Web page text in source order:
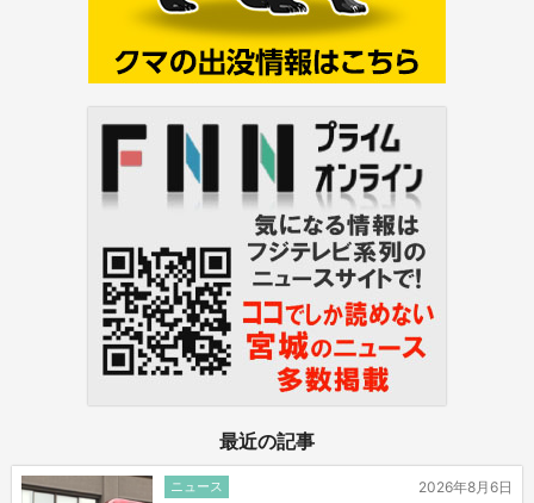
最近の記事
ニュース 2026年8月6日